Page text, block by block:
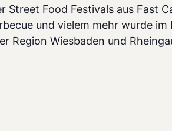
Food Festivals aus Fast
und vielem mehr wurde im
Region Wiesbaden und